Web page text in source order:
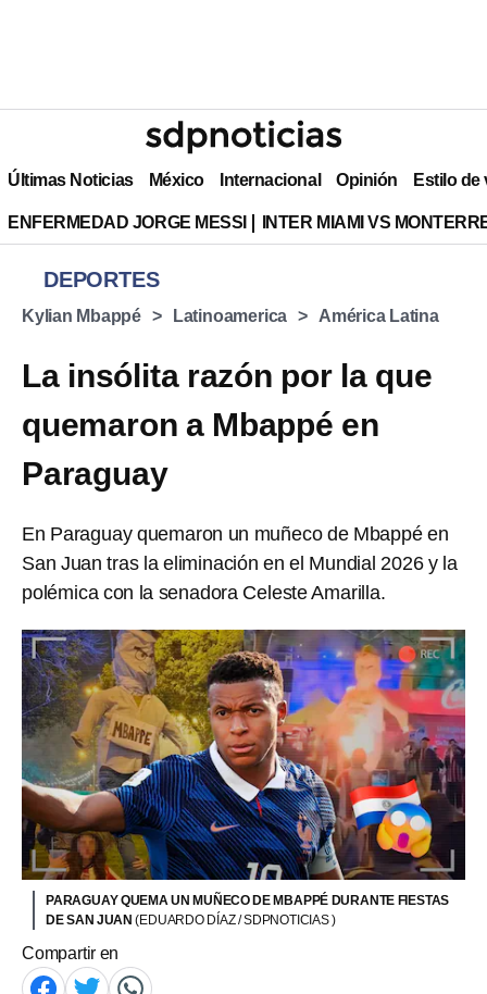
Últimas Noticias México Internacional Opinión Estilo de
ENFERMEDAD JORGE MESSI INTER MIAMI VS
DEPORTES
Kylian Mbappé Latinoamerica América Latina
La insólita razón por la que
quemaron a Mbappé en
Paraguay
En Paraguay quemaron un muñeco de Mbappé en
San Juan tras la eliminación en el Mundial 2026 y la
polémica con la senadora Celeste Amarilla.
PARAGUAY QUEMA UN MUÑECO DE MBAPPÉ DURANTE FIESTAS
DE SAN JUAN(EDUARDO DÍAZ / SDPNOTICIAS )
Compartir en